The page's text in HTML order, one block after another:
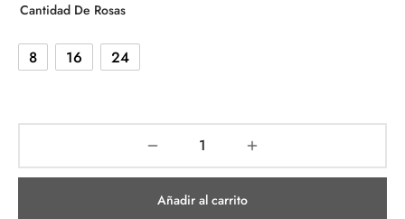
Cantidad De Rosas
8 16 24
Añadir al carrito